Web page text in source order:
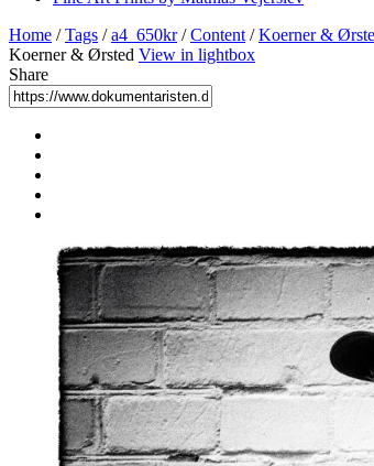
Home /Tags /a4_650kr/Content /Koerner &
Koerner & Ørsted View in lightbox
Share